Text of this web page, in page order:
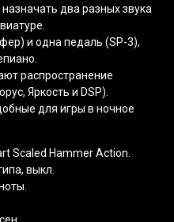
два разных звука
) и одна педаль (SP-3),
распространение
Яркость и DSP).
для игры в ночное
Scaled Hammer Action.
выкл.